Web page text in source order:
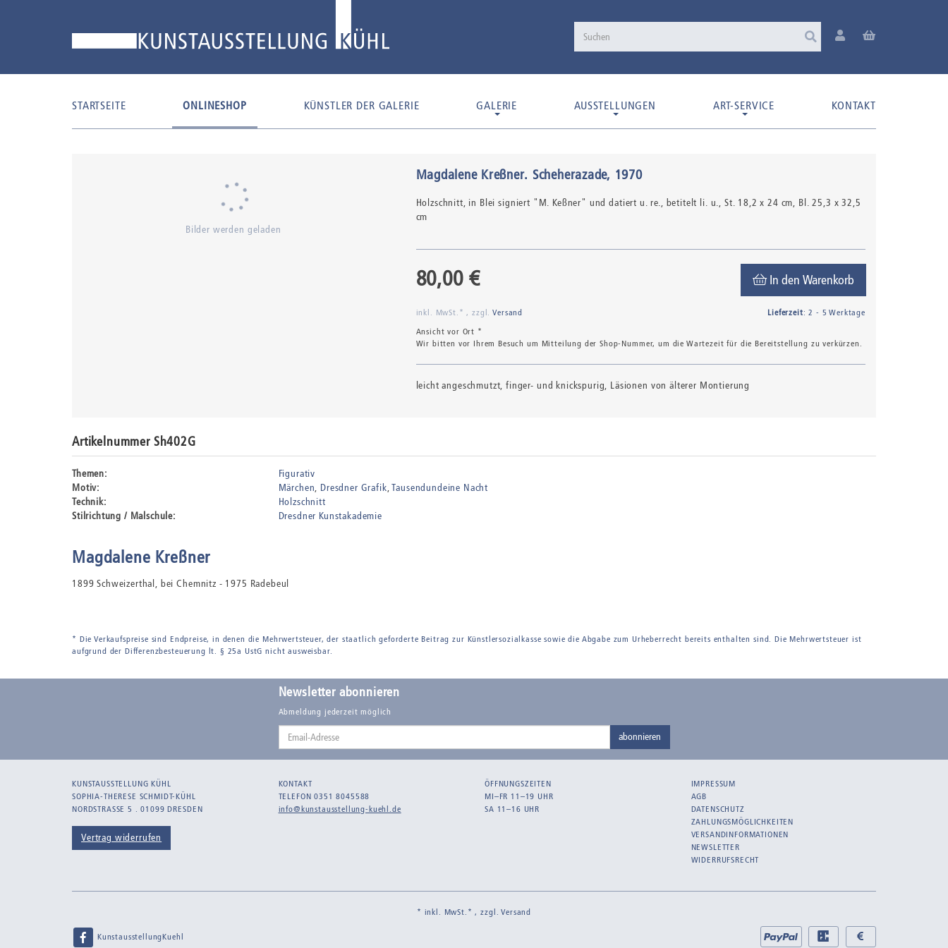
STARTSEITE ONLINESHOP KÜNSTLER DER GALERIE GALERIE AUSSTELLUNGEN ART-SERVICE KONTAKT
Bilder werden geladen
Magdalene Kreßner. Scheherazade, 1970
Holzschnitt, in Blei signiert "M. Keßner" und datiert u. re., betitelt li. u., St. 18,2 x 24 cm, Bl. 25,3 x 32,5
cm
80,00 €
inkl. MwSt.* , zzgl.Versand
In den Warenkorb
Lieferzeit: 2 - 5 Werktage
Ansicht vor Ort *
Wir bitten vor Ihrem Besuch um Mitteilung der Shop-Nummer, um die Wartezeit für die Bereitstellung zu verkürzen.
leicht angeschmutzt, finger- und knickspurig, Läsionen von älterer Montierung
Artikelnummer Sh402G
Themen:
Figurativ
Motiv:
Märchen Dresdner Grafik Tausendundeine Nacht
Technik:
Holzschnitt
Stilrichtung / Malschule:
Dresdner Kunstakademie
Magdalene Kreßner
1899 Schweizerthal, bei Chemnitz - 1975 Radebeul
* Die Verkaufspreise sind Endpreise, in denen die Mehrwertsteuer, der staatlich geforderte Beitrag zur Künstlersozialkasse sowie die Abgabe zum Urheberrecht bereits enthalten sind. Die Mehrwertsteuer ist
aufgrund der Differenzbesteuerung lt. § 25a UstG nicht ausweisbar.
Newsletter abonnieren
Abmeldung jederzeit möglich
Email-
abonnieren
KUNSTAUSSTELLUNG KÜHL
SOPHIA-THERESE SCHMIDT-KÜHL
NORDSTRASSE 5 . 01099 DRESDEN
Vertrag widerrufen
KONTAKT
TELEFON 0351 8045588
info@kunstausstellung-kuehl.de
ÖFFNUNGSZEITEN
MI–FR 11–19 UHR
SA 11–16 UHR
IMPRESSUM
AGB
DATENSCHUTZ
ZAHLUNGSMÖGLICHKEITEN
VERSANDINFORMATIONEN
NEWSLETTER
WIDERRUFSRECHT
* inkl. MwSt.* , zzgl.Versand
KunstausstellungKuehl
Bei
PayPal